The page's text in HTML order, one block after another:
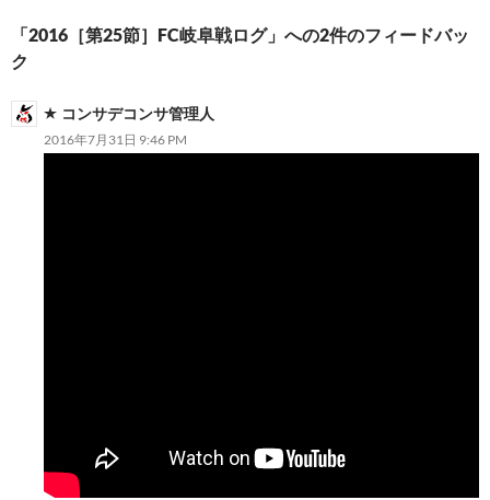
ー
シ
ョ
ン
「2016［第25節］FC岐阜戦ログ」への2件のフィードバッ
ク
コンサデコンサ管理人
2016年7月31日 9:46 PM